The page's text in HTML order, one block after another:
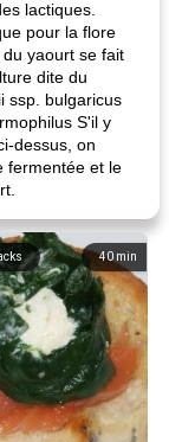
lactiques.
pour la flore
yaourt se fait
dite du
ssp. bulgaricus
S'il y
dessus, on
fermentée et le
40 min